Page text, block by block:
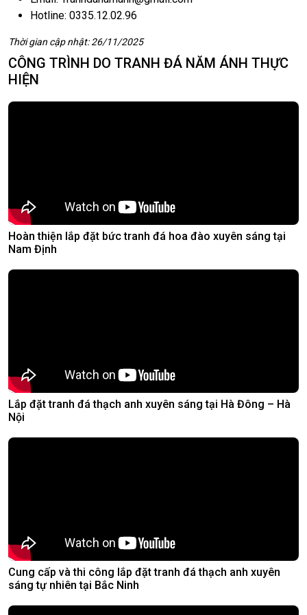
Hotline: 0335.12.02.96
Thời gian cập nhật: 26/11/2025
CÔNG TRÌNH DO TRANH ĐÁ NĂM ÁNH THỰC
HIỆN
Hoàn thiện lắp đặt bức tranh đá hoa đào xuyên sáng tại
Nam Định
Lắp đặt tranh đá thạch anh xuyên sáng tại Hà Đông – Hà
Nội
Cung cấp và thi công lắp đặt tranh đá thạch anh xuyên
sáng tự nhiên tại Bắc Ninh